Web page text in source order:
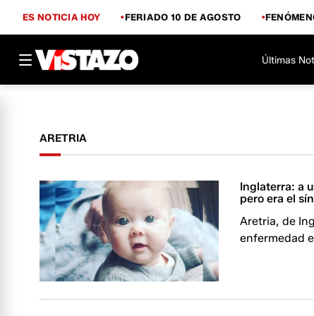
ES NOTICIA HOY FERIADO 10 DE AGOSTO
Últimas
ARETRIA
Inglaterra: a
pero era el
Aretria, de
enfermedad